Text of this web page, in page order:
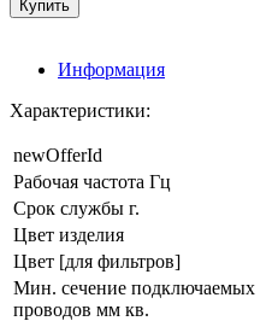
Информация
Характеристики:
newOfferId
Рабочая частота Гц
Срок службы г.
Цвет изделия
Цвет [для фильтров]
Мин. сечение подключаемых
проводов мм кв.